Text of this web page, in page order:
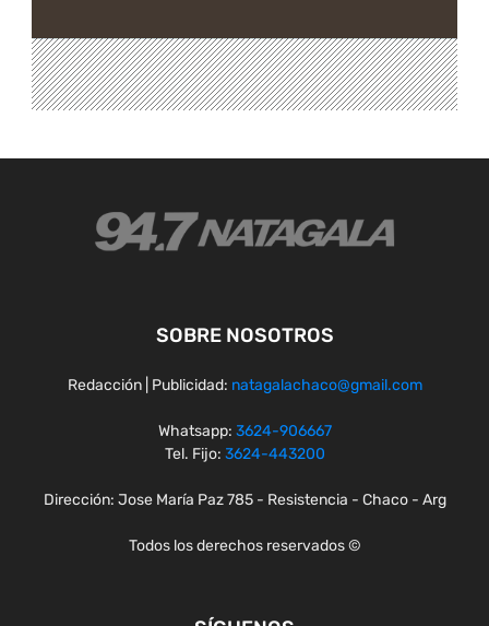
SOBRE NOSOTROS
Redacción | Publicidad: natagalachaco@gmail.com
Whatsapp: 3624-906667
Tel. Fijo: 3624-443200
Dirección: Jose María Paz 785 - Resistencia - Chaco - Arg
Todos los derechos reservados ©